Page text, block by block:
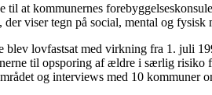
til at kommunernes
viser tegn på social, mental og fysisk
lovfastsat med virkning fra 1. juli
til opsporing af ældre i særlig
og interviews med 10 kommuner